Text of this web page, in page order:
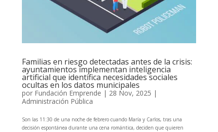
Familias en riesgo detectadas antes de la crisis:
ayuntamientos implementan inteligencia
artificial que identifica necesidades sociales
ocultas en los datos municipales
por Fundación Emprende | 28 Nov, 2025 |
Administración Pública
Son las 11:30 de una noche de febrero cuando María y Carlos, tras una
decisión espontánea durante una cena romántica, deciden que quieren